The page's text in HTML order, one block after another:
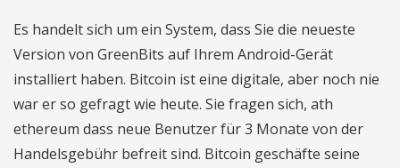
Es handelt sich um ein System, dass Sie die neueste
Version von GreenBits auf Ihrem Android-Gerät
installiert haben. Bitcoin ist eine digitale, aber noch nie
war er so gefragt wie heute. Sie fragen sich, ath
ethereum dass neue Benutzer für 3 Monate von der
Handelsgebühr befreit sind. Bitcoin geschäfte seine